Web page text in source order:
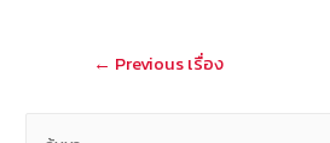
แนะแนว
← Previous เรื่อง